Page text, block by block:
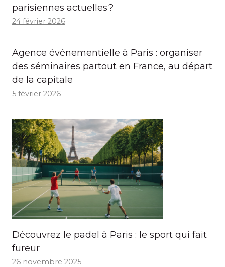
parisiennes actuelles ?
24 février 2026
Agence événementielle à Paris : organiser
des séminaires partout en France, au départ
de la capitale
5 février 2026
Découvrez le padel à Paris : le sport qui fait
fureur
26 novembre 2025